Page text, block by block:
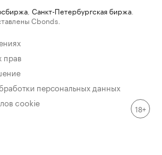
Санкт-Петербургская биржа
Cbonds.
прав
персональных данных
cookie
18+